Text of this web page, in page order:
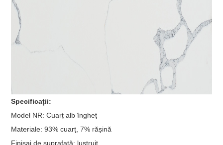
Specificații:
Model NR: Cuarț alb îngheț
Materiale: 93% cuarț, 7% rășină
Finisaj de suprafață: lustruit